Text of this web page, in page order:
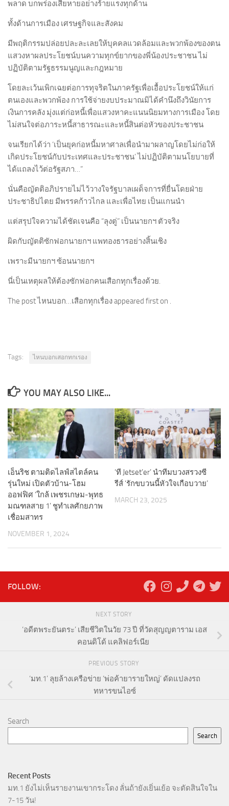
พลาด บกพร่องเสียหายอย่างร้ายแรงทุกด้าน
ทั้งด้านการเมือง เศรษฐกิจและสังคม
มีพฤติกรรมปล่อยปละละเลยให้บุคคลแวดล้อมและพวกพ้องของตน
แสวงหาผลประโยชน์บนความทุกข์ยากของพี่น้องประชาชน ไม่
ปฏิบัติตามรัฐธรรมนูญและกฎหมาย
โดยละเว้นเพิกเฉยต่อการทุจริตในภาครัฐเพื่อเอื้อประโยชน์ให้แก่
ตนเองและพวกพ้อง การใช้จ่ายงบประมาณมิได้คำนึงถึงวินัยการ
เงินการคลัง มุ่งแต่ก่อหนี้เพื่อแสวงหาคะแนนนิยมทางการเมือง โดย
ไม่สนใจต่อภาระหนี้สาธารณะและหนี้สินต่อหัวของประชาชน
จนเรียกได้ว่า ‘เป็นยุคก่อหนี้มหาศาลเพื่อนำมาผลาญโดยไม่ก่อให้
เกิดประโยชน์กับประเทศและประชาชน’ ไม่ปฏิบัติตามนโยบายที่
ได้แถลงไว้ต่อรัฐสภา…”
นั่นคือญัตติอภิปรายไม่ไว้วางใจรัฐบาลเผด็จการที่ยื่นโดยฝ่าย
ประชาธิปไตย มีพรรคก้าวไกล และเพื่อไทย เป็นแกนนำ
แต่สรุปใจความได้ชัดเจนคือ “ลุงตู่” เป็นนายกฯ ตัวจริง
ผิดกับญัตติซักฟอกนายกฯ แพทองธารอย่างสิ้นเชิง
เพราะมีนายกฯ ซ้อนนายกฯ
นี่เป็นเหตุผลให้ต้องซักฟอกคนเสือกทุกเรื่องด้วย.
The post ไหนบอก…เสือกทุกเรื่อง appeared first on .
Tags: ไหนบอกเสอกทกเรอง
YOU MAY ALSO LIKE...
เอ็นริช ตามติดไลฟ์สไตล์คน
รุ่นใหม่ เปิดตัวบ้าน-โฮม
ออฟฟิศ ‘ใกล้ เพชรเกษม-พุทธ
มณฑลสาย 1’ ชูทำเลศักยภาพ
เชื่อมสาทร
NOVEMBER 1, 2024
‘ที Jetset’er’ นำทีมบวงสรวงซี
รีส์ ‘รักขบวนนี้หัวใจเกือบวาย’
MARCH 23, 2025
FOLLOW:
NEXT STORY
‘อดีตพระยันตระ’ เสียชีวิตในวัย 73 ปี ที่วัดสุญญตาราม เอส
คอนดิโด้ แคลิฟอร์เนีย
PREVIOUS STORY
‘มท.1’ ลุยล้างเครือข่าย ‘พ่อค้ายารายใหญ่’ ดัดแปลงรถ
ทหารขนไอซ์
Search
Search
Recent Posts
มท.1 ยังไม่เห็นรายงานเขากระโดง ลั่นถ้ายังเยิ่นเย้อ จะตัดสินใจใน
7-15 วัน!